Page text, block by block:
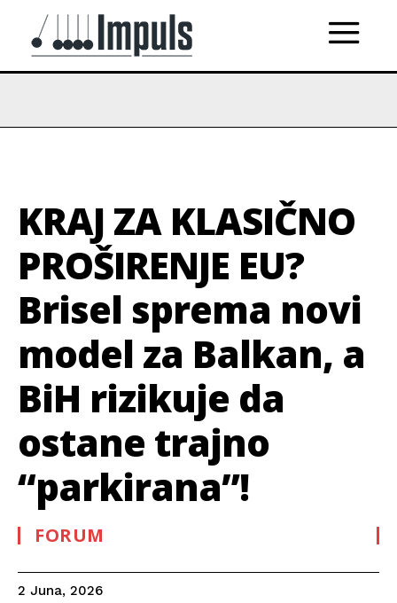
KRAJ ZA KLASIČNO
PROŠIRENJE EU?
Brisel sprema novi
model za Balkan, a
BiH rizikuje da
ostane trajno
“parkirana”!
FORUM
2 Juna, 2026